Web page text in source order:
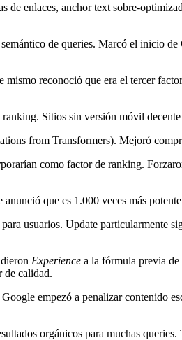
enlaces, anchor text sobre-
de queries. Marcó el inicio
reconoció que era el tercer
Sitios sin versión móvil
from Transformers). Mejoró
como factor de ranking.
que es 1.000 veces más
usuarios. Update particularmente
Experience a la fórmula previa
de calidad.
Google empezó a penalizar contenido
orgánicos para muchas